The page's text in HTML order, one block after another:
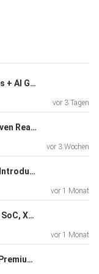
des
einfach nur ein
HTC-Spin.
E134 - Developing for AI Glasses + AI Glasses News with Christoph Spinger from Telekom MMS
vor 3 Tagen
E133 - Meta's Glasses Drama, Even Realities Hits Unicorn Status & UBTECH's Creepy Companion
vor 3 Wochen
E132 - Meta goes Store Brand: Introducing Meta Glasses
vor 1 Monat
E131 - Qualcomms nächster XR SoC, Xreal Aura und Clarence Dadson über Gaussian Splatting und Scanning
vor 1 Monat
Spezial - The New Snap Specs: Premium consumer design AR in 132 Grams of Plastic Titanium